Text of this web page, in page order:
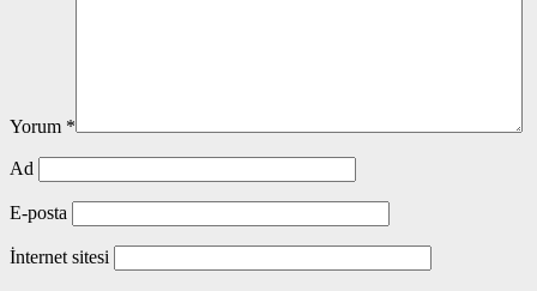
Yorum *
Ad
E-posta
İnternet sitesi